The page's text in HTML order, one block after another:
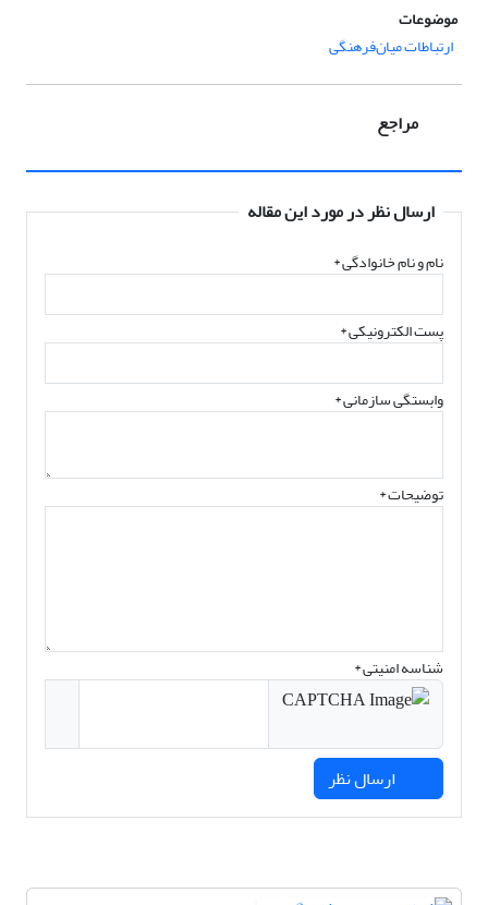
موضوعات
ارتباطات میان‌فرهنگی
مراجع
ارسال نظر در مورد این مقاله
نام و نام خانوادگی*
پست الکترونیکی*
وابستگی سازمانی *
توضیحات *
شناسه امنیتی *